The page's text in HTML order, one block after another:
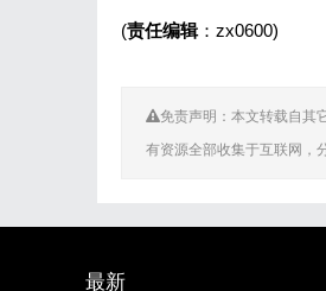
(责任编辑：zx0600)
免责声明：本文转载自其
有资源全部收集于互联网，
最新